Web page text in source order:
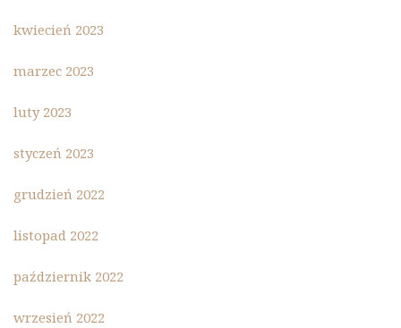
kwiecień 2023
marzec 2023
luty 2023
styczeń 2023
grudzień 2022
listopad 2022
październik 2022
wrzesień 2022